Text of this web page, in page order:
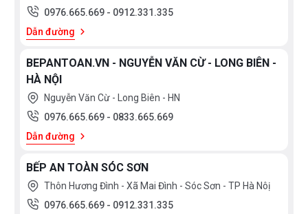
0976.665.669 - 0912.331.335
Dẫn đường
BEPANTOAN.VN - NGUYỄN VĂN CỪ - LONG BIÊN -
HÀ NỘI
Nguyễn Văn Cừ - Long Biên - HN
0976.665.669 - 0833.665.669
Dẫn đường
BẾP AN TOÀN SÓC SƠN
Thôn Hương Đình - Xã Mai Đình - Sóc Sơn - TP Hà Nôị
0976.665.669 - 0912.331.335